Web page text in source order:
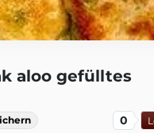
aloo gefülltes
0